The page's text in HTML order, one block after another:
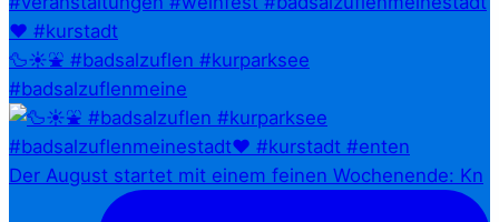
🦆☀️⛲ #badsalzuflen #kurparksee
#badsalzuflenmeine
Der August startet mit einem feinen Wochenende: Kn